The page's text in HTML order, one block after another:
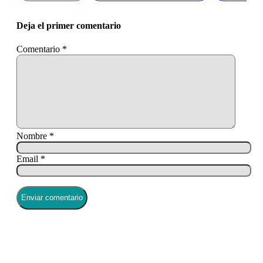
Deja el primer comentario
Nombre *
Email *
Comentario *